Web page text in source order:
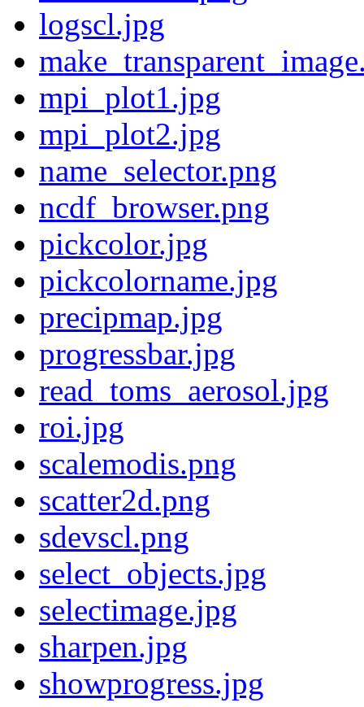
logscl.jpg
mpi_plot1.jpg
mpi_plot2.jpg
name_selector.png
ncdf_browser.png
pickcolor.jpg
pickcolorname.jpg
precipmap.jpg
progressbar.jpg
read_toms_aerosol.jpg
roi.jpg
scalemodis.png
scatter2d.png
sdevscl.png
select_objects.jpg
selectimage.jpg
sharpen.jpg
showprogress.jpg